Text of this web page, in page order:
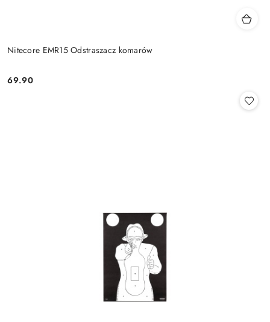
Nitecore EMR15 Odstraszacz komarów
Cena:
69.90